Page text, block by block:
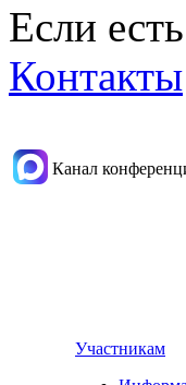
Если
Контакты
Канал
Участникам